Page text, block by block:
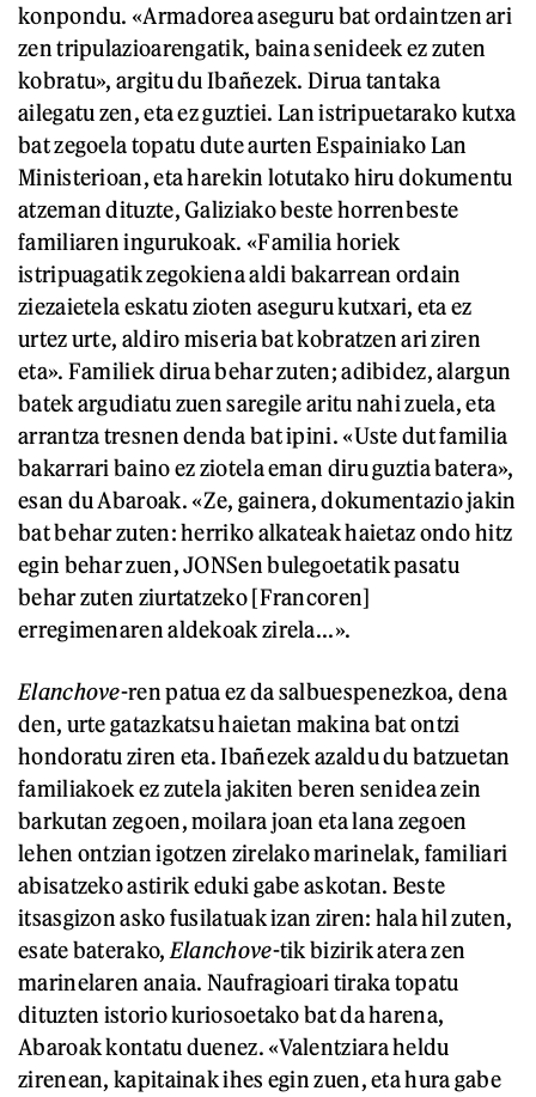
konpondu. «Armadorea aseguru bat ordaintzen ari
zen tripulazioarengatik, baina senideek ez zuten
kobratu», argitu du Ibañezek. Dirua tantaka
ailegatu zen, eta ez guztiei. Lan istripuetarako kutxa
bat zegoela topatu dute aurten Espainiako Lan
Ministerioan, eta harekin lotutako hiru dokumentu
atzeman dituzte, Galiziako beste horrenbeste
familiaren ingurukoak. «Familia horiek
istripuagatik zegokiena aldi bakarrean ordain
ziezaietela eskatu zioten aseguru kutxari, eta ez
urtez urte, aldiro miseria bat kobratzen ari ziren
eta». Familiek dirua behar zuten; adibidez, alargun
batek argudiatu zuen saregile aritu nahi zuela, eta
arrantza tresnen denda bat ipini. «Uste dut familia
bakarrari baino ez ziotela eman diru guztia batera»,
esan du Abaroak. «Ze, gainera, dokumentazio jakin
bat behar zuten: herriko alkateak haietaz ondo hitz
egin behar zuen, JONSen bulegoetatik pasatu
behar zuten ziurtatzeko [Francoren]
erregimenaren aldekoak zirela...».
Elanchove-ren patua ez da salbuespenezkoa, dena
den, urte gatazkatsu haietan makina bat ontzi
hondoratu ziren eta. Ibañezek azaldu du batzuetan
familiakoek ez zutela jakiten beren senidea zein
barkutan zegoen, moilara joan eta lana zegoen
lehen ontzian igotzen zirelako marinelak, familiari
abisatzeko astirik eduki gabe askotan. Beste
itsasgizon asko fusilatuak izan ziren: hala hil zuten,
esate baterako, Elanchove-tik bizirik atera zen
marinelaren anaia. Naufragioari tiraka topatu
dituzten istorio kuriosoetako bat da harena,
Abaroak kontatu duenez. «Valentziara heldu
zirenean, kapitainak ihes egin zuen, eta hura gabe